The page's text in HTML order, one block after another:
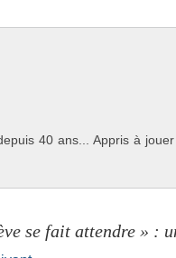
40 ans... Appris à
se fait attendre » :